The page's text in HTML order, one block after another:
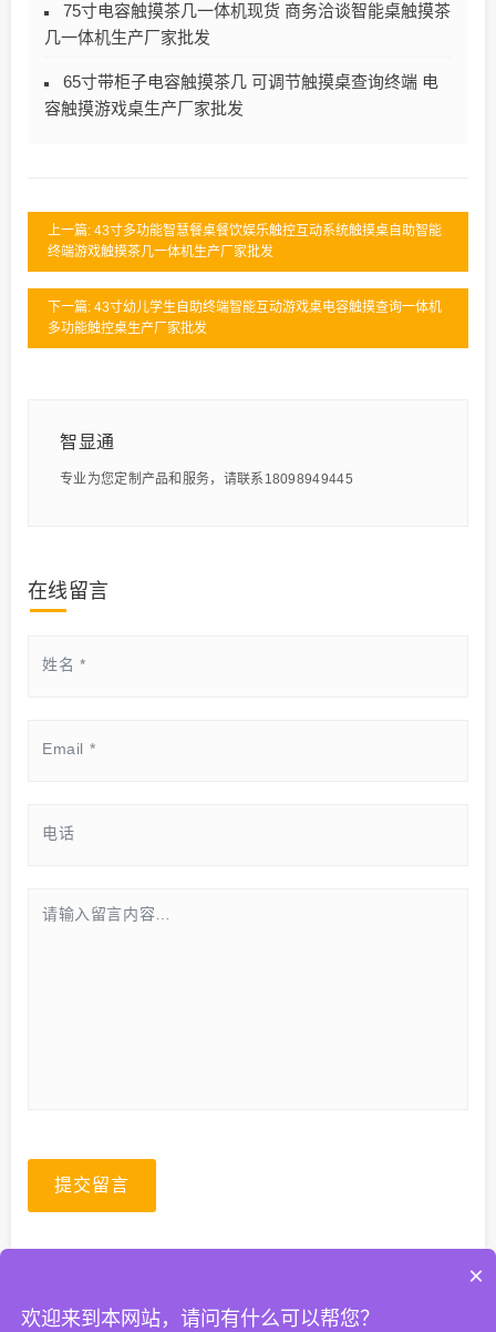
75寸电容触摸茶几一体机现货 商务洽谈智能桌触摸茶
几一体机生产厂家批发
65寸带柜子电容触摸茶几 可调节触摸桌查询终端 电
容触摸游戏桌生产厂家批发
上一篇: 43寸多功能智慧餐桌餐饮娱乐触控互动系统触摸桌自助智能
终端游戏触摸茶几一体机生产厂家批发
下一篇: 43寸幼儿学生自助终端智能互动游戏桌电容触摸查询一体机
多功能触控桌生产厂家批发
智显通
专业为您定制产品和服务，请联系18098949445
在线留言
提交留言
×
欢迎来到本网站，请问有什么可以帮您？